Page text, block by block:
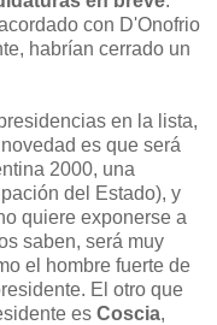
con D'Onofrio
habrían cerrado un
en la lista,
es que será
2000, una
del Estado), y
quiere exponerse a
saben, será muy
el hombre fuerte de
El otro que
es Coscia,